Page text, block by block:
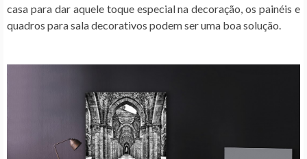
casa para dar aquele toque especial na decoração, os painéis e
quadros para sala decorativos podem ser uma boa solução.